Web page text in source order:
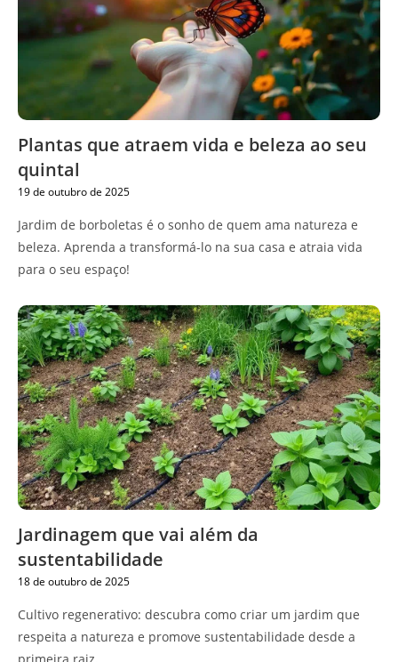
Plantas que atraem vida e beleza ao seu
quintal
19 de outubro de 2025
Jardim de borboletas é o sonho de quem ama natureza e
beleza. Aprenda a transformá-lo na sua casa e atraia vida
para o seu espaço!
Jardinagem que vai além da
sustentabilidade
18 de outubro de 2025
Cultivo regenerativo: descubra como criar um jardim que
respeita a natureza e promove sustentabilidade desde a